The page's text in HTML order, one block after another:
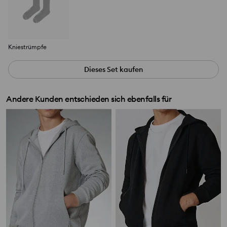
Kniestrümpfe
Dieses Set kaufen
Andere Kunden entschieden sich ebenfalls für